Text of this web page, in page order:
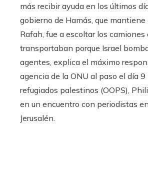
más recibir ayuda en los últimos
gobierno de Hamás, que
Rafah, fue a escoltar los camiones
transportaban porque Israel
agentes, explica el máximo
agencia de la ONU al paso el día 9
refugiados palestinos (OOPS),
en un encuentro con periodistas
Jerusalén.